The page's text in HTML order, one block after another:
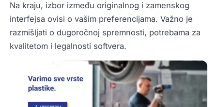
Na kraju, izbor između originalnog i zamenskog
interfejsa ovisi o vašim preferencijama. Važno je
razmišljati o dugoročnoj spremnosti, potrebama za
kvalitetom i legalnosti softvera.